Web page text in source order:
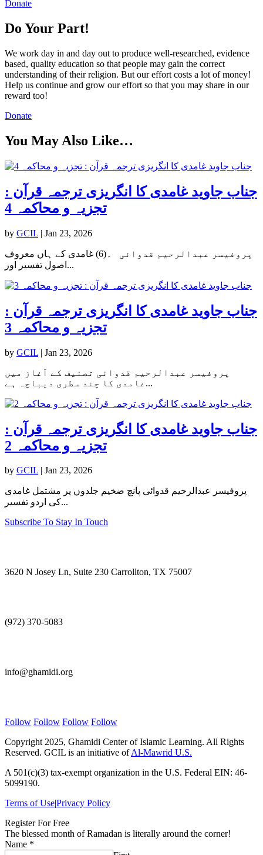
Donate
Do Your Part!
We work day in and day out to produce well-researched, evidence
based, quality education so that people may gain the correct
understanding of their religion. But our effort costs a lot of money!
Help us continue and grow our effort so that you may share in our
reward too!
Donate
You May Also Like…
جناب جاوید غامدی کا انگریزی ترجمہ قرآن :
تجزیہ و محاکمہ 4
by GCIL | Jan 23, 2026
پروفیسر عبدالرحیم قدوائی ۔(6) غامدی کے ہاں معروف
اصول تفسیر اور...
جناب جاوید غامدی کا انگریزی ترجمہ قرآن :
تجزیہ و محاکمہ 3
by GCIL | Jan 23, 2026
پروفیسر عبدالرحیم قدوائی تصنیف کے آغاز میں
غامدی کا چند سطری دیباچہ ہے...
جناب جاوید غامدی کا انگریزی ترجمہ قرآن :
تجزیہ و محاکمہ 2
by GCIL | Jan 23, 2026
پروفیسر عبدالرحیم قدوائی پانچ ضخیم جلدوں پر مشتمل غامدی
کی اردو تفسیر...
Subscribe To Stay In Touch
3620 N Josey Ln, Suite 230 Carrollton, TX 75007
(972) 370-5083
info@ghamidi.org
Follow Follow Follow Follow
Copyright 2025, Ghamidi Center of Islamic Learning. All Rights
Reserved. GCIL is an initiative ofAl-Mawrid U.S.
A 501(c)(3) tax-exempt organization in the U.S. Federal EIN: 46-
5099190.
Terms of Use|Privacy Policy
Register For Free
The blessed month of Ramadan is literally around the corner!
Name *